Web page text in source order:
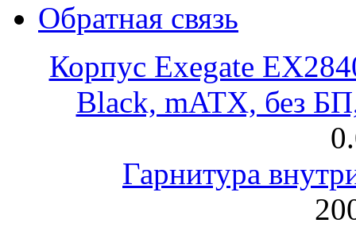
Обратная связь
Корпус Exegate
Black, mATX, без
Гарнитура